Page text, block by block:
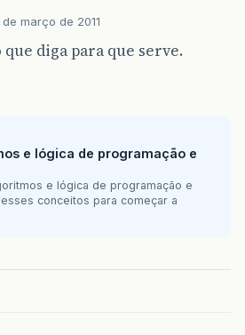
de março de 2011
que diga para que serve.
e lógica de programação e
e lógica de programação e
conceitos para começar a